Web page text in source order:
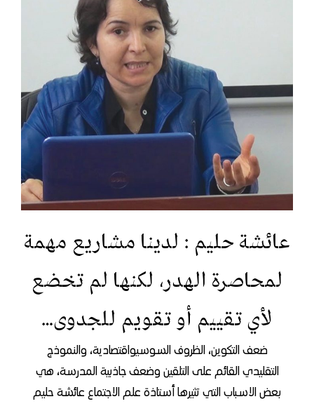
عائشة حليم : لدينا مشاريع مهمة
لمحاصرة الهدر، لكنها لم تخضع
لأي تقييم أو تقويم للجدوى…
ضعف التكوين، الظروف السوسيواقتصادية، والنموذج
التقليدي القائم على التلقين وضعف جاذبية المدرسة، هي
بعض الاسباب التي تثيرها أستاذة علم الاجتماع عائشة حليم